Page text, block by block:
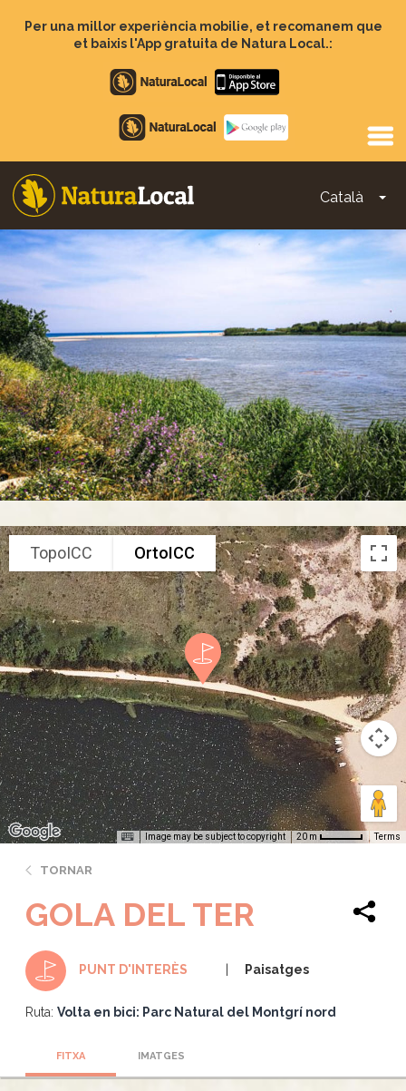
Per una millor experiència mobilie, et recomanem que
et baixis l'App gratuita de Natura Local.:
Apple
store
Google
Play
Català
Main
navigation
TopoICC OrtoICC
Image may be subject to copyright 20 m Terms
TORNAR
GOLA DEL TER
PUNT D'INTERÈS Paisatges
Ruta: Volta en bici: Parc Natural del Montgrí nord
FITXA IMATGES